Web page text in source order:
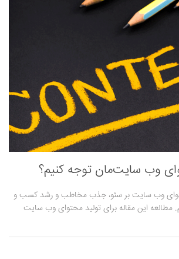
وب سایت‌مان توجه کنیم؟
وب سایت بر سئو، جذب مخاطب و رشد کسب و
مطالعه این مقاله برای تولید محتوای وب سایت